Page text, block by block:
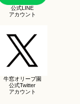
公式LINE
アカウント
牛窓オリーブ園
公式Twitter
アカウント